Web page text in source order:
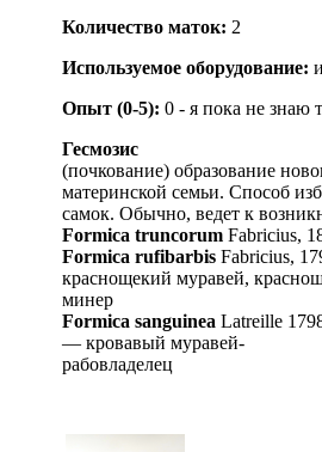
Количество маток: 2
Используемое оборудование:
Опыт (0-5): 0 - я пока не знаю
Гесмозис
(почкование) образование
материнской семьи. Способ
самок. Обычно, ведет к
Formica truncorum Fabricius,
Formica rufibarbis Fabricius,
краснощекий муравей,
минер
Formica sanguinea Latreille
— кровавый муравей-
рабовладелец